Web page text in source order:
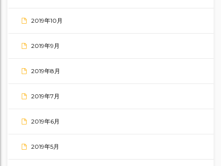
2019年10月
2019年9月
2019年8月
2019年7月
2019年6月
2019年5月